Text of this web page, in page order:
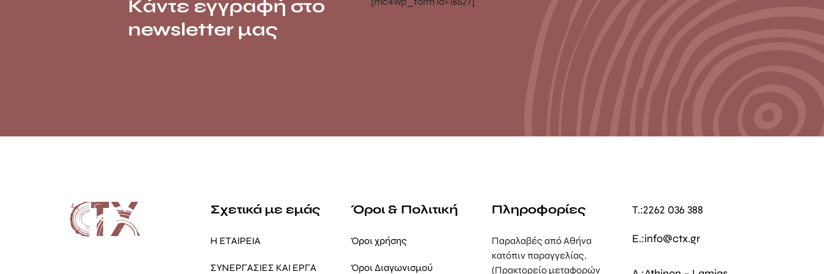
Κάντε εγγραφή στο
newsletter μας
Σχετικά με εμάς
Η ΕΤΑΙΡΕΙΑ
ΣΥΝΕΡΓΑΣΙΕΣ ΚΑΙ ΕΡΓΑ
Όροι & Πολιτική
Όροι χρήσης
Όροι Διαγωνισμού
Πληροφορίες
Παραλαβές από Αθήνα
κατόπιν παραγγελίας.
(Πρακτορείο μεταφορών
T.:2262 036 388
E.:info@ctx.gr